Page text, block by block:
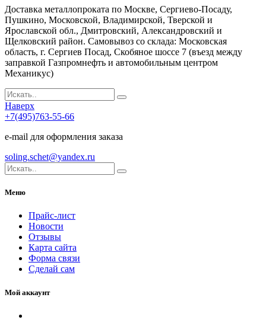
Доставка металлопроката по Москве, Сергиево-Посаду,
Пушкино, Московской, Владимирской, Тверской и
Ярославской обл., Дмитровский, Александровский и
Щелковский район. Самовывоз со склада: Московская
область, г. Сергиев Посад, Скобяное шоссе 7 (въезд между
заправкой Газпромнефть и автомобильным центром
Механикус)
Наверх
+7(495)763-55-66
e-mail для оформления заказа
soling.schet@yandex.ru
Меню
Прайс-лист
Новости
Отзывы
Карта сайта
Форма связи
Сделай сам
Мой аккаунт